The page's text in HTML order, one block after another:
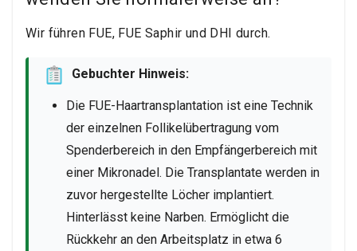
Wir führen FUE, FUE Saphir und DHI durch.
Gebuchter Hinweis:
Die FUE-Haartransplantation ist eine Technik
der einzelnen Follikelübertragung vom
Spenderbereich in den Empfängerbereich mit
einer Mikronadel. Die Transplantate werden in
zuvor hergestellte Löcher implantiert.
Hinterlässt keine Narben. Ermöglicht die
Rückkehr an den Arbeitsplatz in etwa 6